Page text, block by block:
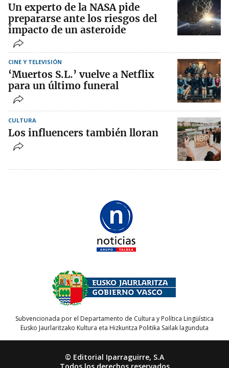
Un experto de la NASA pide
prepararse ante los riesgos del
impacto de un asteroide
CINE Y TELEVISIÓN
‘Muertos S.L.’ vuelve a Netflix
para un último funeral
CULTURA
Los influencers también lloran
Subvencionada por el Departamento de Cultura y Política Lingüística
Eusko Jaurlaritzako Kultura eta Hizkuntza Politika Sailak lagunduta
© Editorial Iparraguirre, S.A